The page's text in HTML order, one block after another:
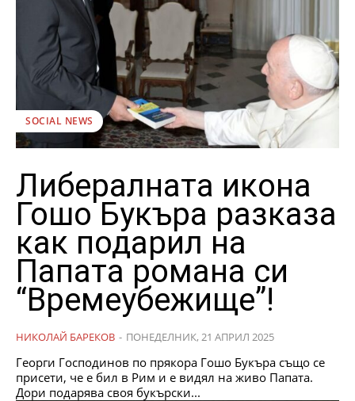
SOCIAL NEWS
Либералната икона
Гошо Букъра разказа
как подарил на
Папата романа си
“Времеубежище”!
НИКОЛАЙ БАРЕКОВ - ПОНЕДЕЛНИК, 21 АПРИЛ 2025
Георги Господинов по прякора Гошо Букъра също се
присети, че е бил в Рим и е видял на живо Папата.
Дори подарява своя букърски...